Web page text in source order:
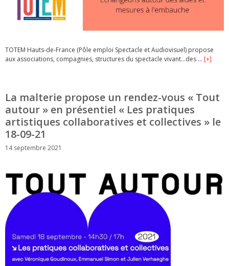
TOTEM Hauts-de-France (Pôle emploi Spectacle et Audiovisuel) propose
aux associations, compagnies, structures du spectacle vivant…des … [+]
La malterie propose un rendez-vous « Tout
autour » en présentiel « Les pratiques
artistiques collaboratives et collectives » le
18-09-21
14 septembre 2021